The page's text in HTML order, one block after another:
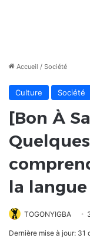
Accueil / Société
Culture Société
[Bon À
la langue
TOGONYIGBA
Dernière mise à jour: 31